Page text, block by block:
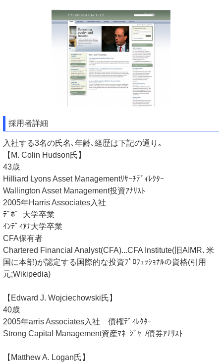
採用者詳細
入社する3名の氏名､年齢､経歴は下記の通り｡
【M. Colin Hudson氏】
43歳
Hilliard Lyons Asset Managementﾘｻｰﾁﾃﾞｨﾚｸﾀｰ
Wallington Asset Management投資ｱﾅﾘｽﾄ
2005年Harris Associates入社
ﾃﾞﾎﾟｰ大学卒業
ｲﾝﾃﾞｨｱﾅ大学卒業
CFA保有者
Chartered Financial Analyst(CFA)...CFA Institute(旧AIMR､米
国に本部)が認定する国際的な投資ﾌﾟﾛﾌｪｯｼｮﾅﾙの資格(引用
元;Wikipedia)
【Edward J. Wojciechowski氏】
40歳
2005年arris Associates入社 債権ﾃﾞｨﾚｸﾀｰ
Strong Capital Management資産ﾏﾈｰｼﾞｬｰ/債券ｱﾅﾘｽﾄ
【Matthew A. Logan氏】